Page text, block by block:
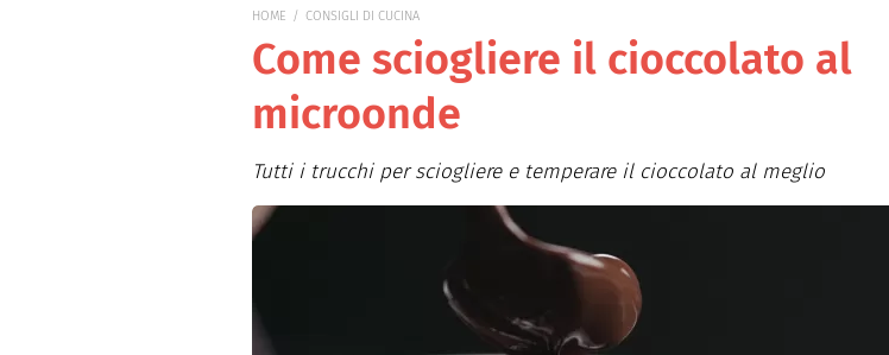
Marmellate e confetture
Formaggi
Frutta Bevande
Festa della Mamma
Festa del Papà
Natale
Pasqua
San Valentino
HOME CONSIGLI DI CUCINA
Come sciogliere il cioccolato al
microonde
Tutti i trucchi per sciogliere e temperare il cioccolato al meglio